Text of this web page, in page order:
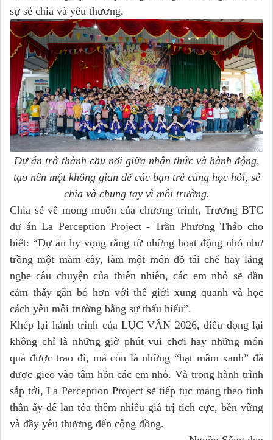
sự sẻ chia và yêu thương.
Dự án trở thành cầu nối giữa nhận thức và hành động,
tạo nên một không gian để các bạn trẻ cùng học hỏi, sẻ
chia và chung tay vì môi trường.
Chia sẻ về mong muốn của chương trình, Trưởng BTC
dự án La Perception Project - Trần Phương Thảo cho
biết: “Dự án hy vọng rằng từ những hoạt động nhỏ như
trồng một mầm cây, làm một món đồ tái chế hay lắng
nghe câu chuyện của thiên nhiên, các em nhỏ sẽ dần
cảm thấy gắn bó hơn với thế giới xung quanh và học
cách yêu môi trường bằng sự thấu hiểu”.
Khép lại hành trình của LỤC VÂN 2026, điều đọng lại
không chỉ là những giờ phút vui chơi hay những món
quà được trao đi, mà còn là những “hạt mầm xanh” đã
được gieo vào tâm hồn các em nhỏ. Và trong hành trình
sắp tới, La Perception Project sẽ tiếp tục mang theo tinh
thần ấy để lan tỏa thêm nhiều giá trị tích cực, bền vững
và đầy yêu thương đến cộng đồng.